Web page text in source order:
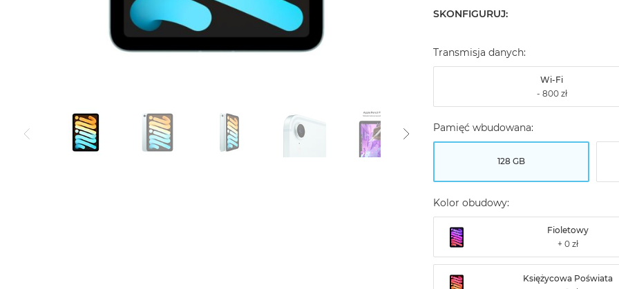
SKONFIGURUJ:
Transmisja danych:
Wi-Fi
Pamięć wbudowana:
128 GB
Kolor obudowy:
Fioletowy
Księżycowa Poświata